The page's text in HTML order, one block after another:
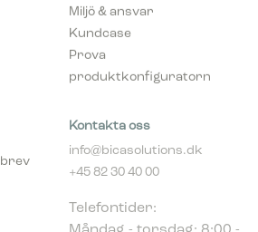
Miljö & ansvar
Kundcase
Prova
produktkonfiguratorn
Måndag - torsdag: 8:00 -